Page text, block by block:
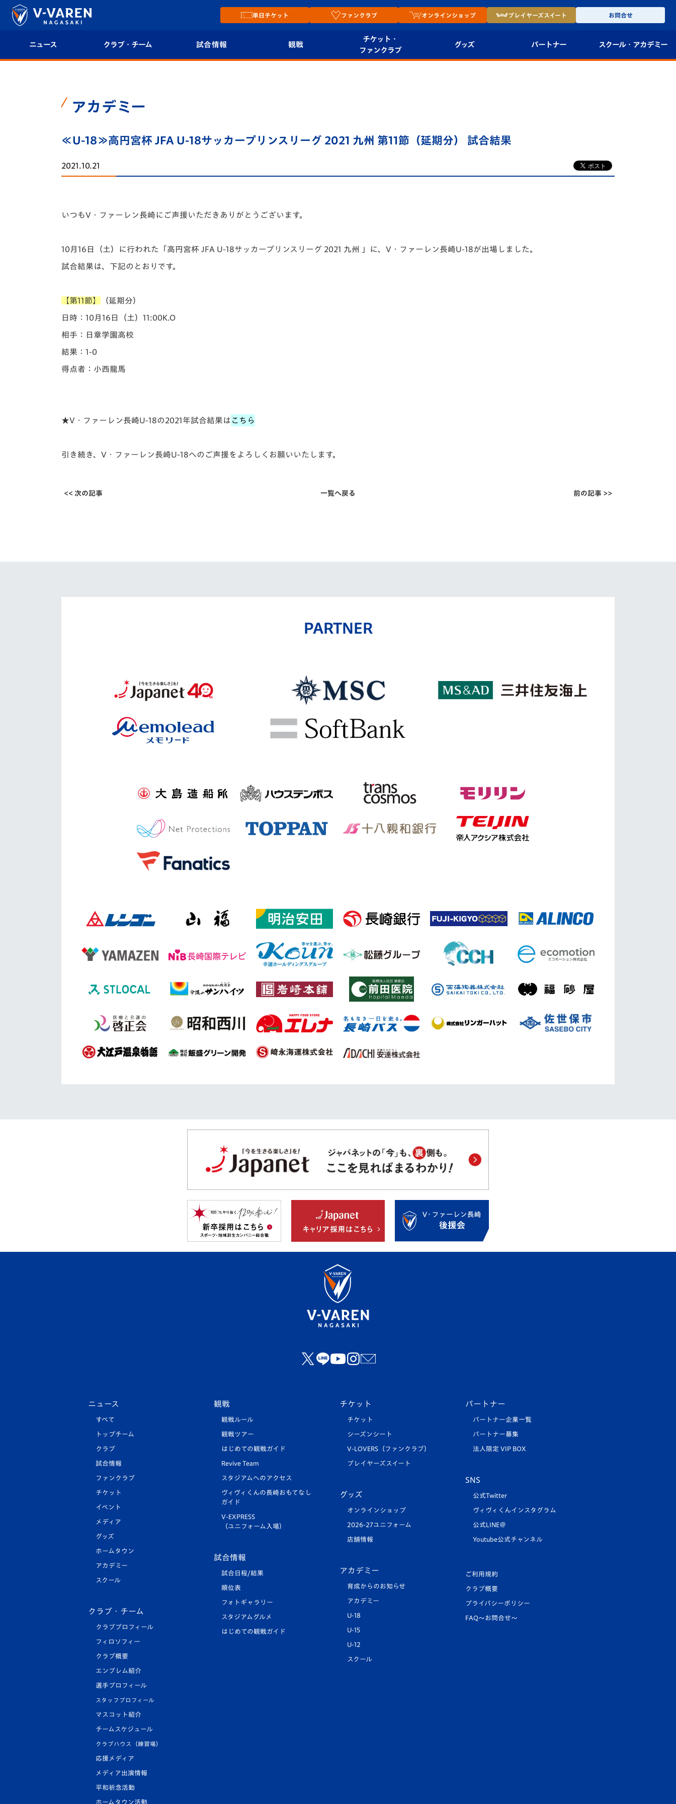
単日チケット ファンクラブ オンラインショップ プレイヤーズスイート お問合せ
ニュース クラブ・チーム
選手プロフィール
チームスケジュール
応援メディア
平和祈念活動
ホームタウン活動
試合情報
フォトギャラリー
観戦
Revive Team
チケット・
ファンクラブ
グッズ
店舗情報
パートナー スクール・ アカデミー
スクール
アカデミー
≪U-18≫高円宮杯 JFA U-18サッカープリンスリーグ 2021 九州 第11節（延期分） 試合結果
2021.10.21
いつもV・ファーレン長崎にご声援いただきありがとうございます。
10月16日（土）に行われた「️高円宮杯 JFA U-18サッカープリンスリーグ 2021 九州 」に、V・ファーレン長崎U-18が出場しました。
試合結果は、下記のとおりです。
【第11節】 （延期分）
日時：10月16日（土）11:00K.O
相手：日章学園高校
結果：1-0
得点者：小西龍馬
★V・ファーレン長崎U-18の2021年試合結果は こちら
引き続き、V・ファーレン長崎U-18へのご声援をよろしくお願いいたします。
<< 次の記事 一覧へ戻る 前の記事 >>
PARTNER
ニュース
すべて
トップチーム
クラブ
試合情報
ファンクラブ
チケット
イベント
メディア
グッズ
ホームタウン
アカデミー
スクール
クラブ・チーム
クラブプロフィール
フィロソフィー
クラブ概要
エンブレム紹介
選手プロフィール
スタッフプロフィール
マスコット紹介
チームスケジュール
クラブハウス（練習場）
応援メディア
メディア出演情報
平和祈念活動
ホームタウン活動
観戦
観戦ルール
観戦ツアー
はじめての観戦ガイド
Revive Team
スタジアムへのアクセス
ヴィヴィくんの長崎おもてなし
ガイド
V-EXPRESS
（ユニフォーム入場）
試合情報
試合日程/結果
順位表
フォトギャラリー
スタジアムグルメ
はじめての観戦ガイド
チケット
チケット
シーズンシート
V-LOVERS（ファンクラブ）
プレイヤーズスイート
グッズ
オンラインショップ
2026-27ユニフォーム
店舗情報
アカデミー
育成からのお知らせ
アカデミー
U-18
U-15
U-12
スクール
パートナー
パートナー企業一覧
パートナー募集
法人限定 VIP BOX
SNS
公式Twitter
ヴィヴィくんインスタグラム
公式LINE＠
Youtube公式チャンネル
ご利用規約
クラブ概要
プライバシーポリシー
FAQ〜お問合せ〜